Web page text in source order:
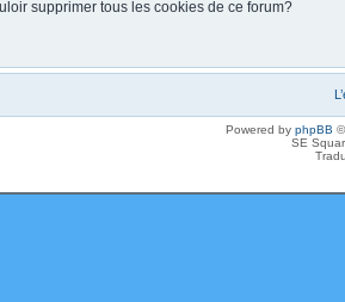
supprimer tous les cookies de ce forum?
Powered by phpBB
SE